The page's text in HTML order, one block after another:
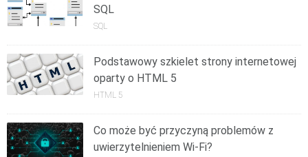
SQL
SQL
Podstawowy szkielet strony internetowej
oparty o HTML 5
HTML 5
Co może być przyczyną problemów z
uwierzytelnieniem Wi-Fi?